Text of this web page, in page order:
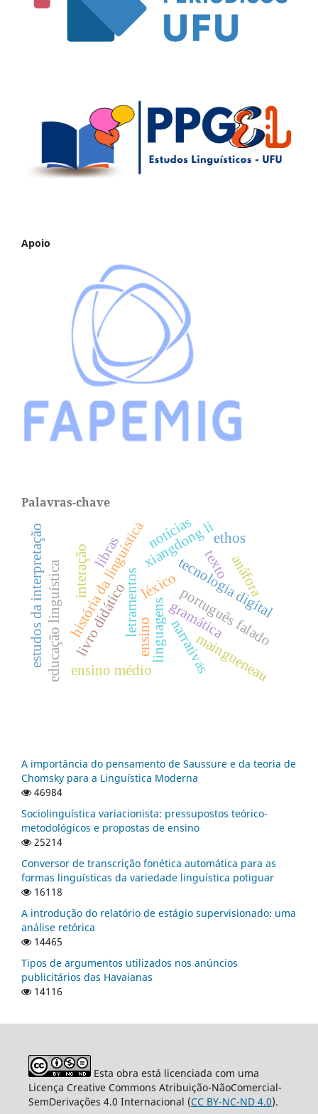
Apoio
Palavras-chave
linguagens
letramentosensino
tecnologia digital
gramática
história da linguística português falado
texto
educação linguística
xiangdong li
estudos da interpretação narrativas
interação anáfora
livro didático
ensino médio
ethos
maingueneau
léxico
libras
notícias
A importância do pensamento de Saussure e da teoria de
Chomsky para a Linguística Moderna
46984
Sociolinguística variacionista: pressupostos teórico-
metodológicos e propostas de ensino
25214
Conversor de transcrição fonética automática para as
formas linguísticas da variedade linguística potiguar
16118
A introdução do relatório de estágio supervisionado: uma
análise retórica
14465
Tipos de argumentos utilizados nos anúncios
publicitários das Havaianas
14116
Esta obra está licenciada com uma
Licença Creative Commons Atribuição-NãoComercial-
SemDerivações 4.0 Internacional (CC BY-NC-ND 4.0).